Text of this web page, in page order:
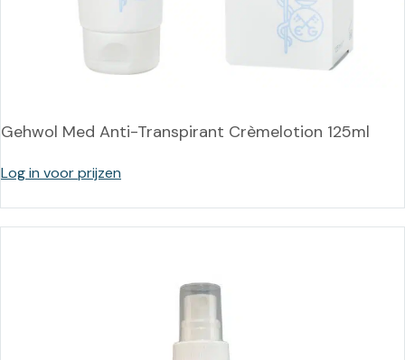
Gehwol Med Anti-Transpirant Crèmelotion 125ml
Log in voor prijzen